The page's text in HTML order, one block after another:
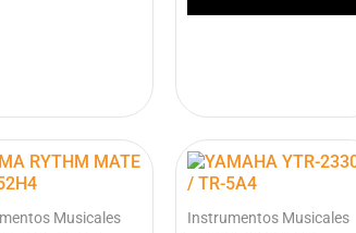
Musicales Instrumentos Musicales